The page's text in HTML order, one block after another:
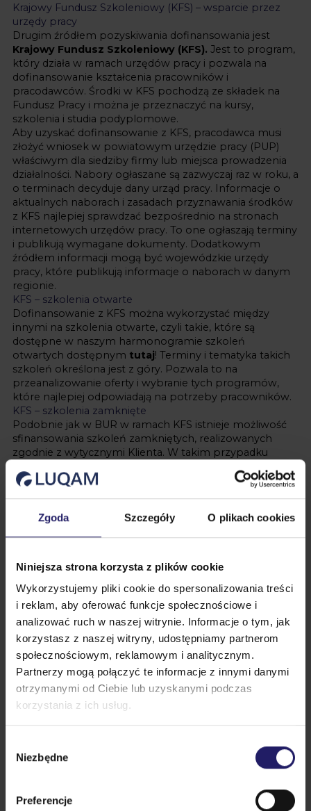
Zgoda Szczegóły O plikach cookies
Niniejsza strona korzysta z plików cookie
Wykorzystujemy pliki cookie do spersonalizowania treści
i reklam, aby oferować funkcje społecznościowe i
analizować ruch w naszej witrynie. Informacje o tym, jak
korzystasz z naszej witryny, udostępniamy partnerom
społecznościowym, reklamowym i analitycznym.
Partnerzy mogą połączyć te informacje z innymi danymi
otrzymanymi od Ciebie lub uzyskanymi podczas
korzystania z ich usług.
zgody
Niezbędne
Preferencje
Krajowy Fundusz Szkoleniowy (KFS) – wsparcie przez
urzędy pracy
Drugim źródłem pozyskiwania dofinansowania jest
Krajowy Fundusz Szkoleniowy (KFS). Jest to program,
który działa w ramach urzędów pracy i pozwala na
dofinansowanie kształcenia pracowników i
pracodawców. Środki w KFS pochodzą ze składek na
Fundusz Pracy i można je przeznaczyć na kursy,
szkolenia i studia podyplomowe.
Aby uzyskać dofinansowanie z KFS, pracodawca musi
złożyć wniosek w powiatowym urzędzie pracy (PUP)
właściwym dla siedziby firmy lub miejsca prowadzenia
działalności. Nabory ogłaszane są zazwyczaj raz w roku, a
o terminach decyduje dany urząd pracy. Informacje o
aktualnych naborach i zasadach przyznawania środków
z KFS najlepiej sprawdzać bezpośrednio na stronach
internetowych urzędów pracy. To one ogłaszają terminy
i publikują wymagane dokumenty. Dodatkowym
źródłem informacji mogą być wojewódzkie urzędy
pracy, które publikują informacje o naborach w danym
regionie.
KFS – szkolenia otwarte
Dofinansowanie z KFS można wykorzystać między
innymi na szkolenia otwarte, czyli takie, które są
dostępne w naszym harmonogramie szkoleń
otwartych dostępnym tutaj! Terminy i tematyka takich
szkoleń określona jest z góry. Pozwala to na
przeanalizowanie oferty i wybranie tych programów,
które najlepiej odpowiadają na potrzeby pracowników.
KFS – szkolenia zamknięte
Podobnie jak w BUR w ramach KFS istnieje możliwość
sfinansowania szkoleń zamkniętych, realizowanych
zgodnie z wytycznymi Klienta. W takim przypadku
dobierany jest indywidualnie do grupy uczestników i
Przy ubieganiu się o dofinansowanie z KFS, zarówno w
przypadku szkoleń otwartych, jak i zamkniętych,nasz
wnioskudotyczącej informacji o szkoleniu, w tym opisu
kształcenia.
Podczas uzupełniania wniosku o dofinansowanie urząd
pracy może wymagać dodatkowych dokumentów
takich jak potwierdzenie jakości świadczonych usług,
wpisu KRS czy wzoru certyfikatu po zakończonym
szkoleniu. W przypadku potrzeby wsparcia przy
wypełnieniu wniosku o dofinansowanie skontaktuj się
z naszym zespołem!
Podsumowanie
podyplomowe w Polsce. Dzięki nim możesz rozwijać
swoje kompetencje bez ponoszenia pełnych kosztów,
zespołów gotowych na wyzwania przyszłości.